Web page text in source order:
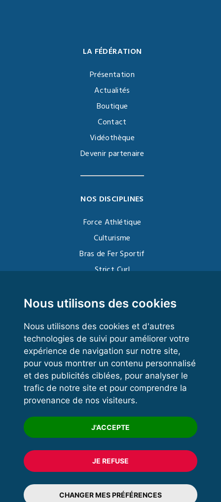
Nous utilisons des cookies
Nous utilisons des cookies et d'autres
technologies de suivi pour améliorer votre
expérience de navigation sur notre site,
pour vous montrer un contenu personnalisé
et des publicités ciblées, pour analyser le
trafic de notre site et pour comprendre la
provenance de nos visiteurs.
J'ACCEPTE
JE REFUSE
CHANGER MES PRÉFÉRENCES
LA FÉDÉRATION
Présentation
Actualités
Boutique
Contact
Vidéothèque
Devenir partenaire
NOS DISCIPLINES
Force Athlétique
Culturisme
Bras de Fer Sportif
Strict Curl
Kettlebell
VOS ESPACES
Espace dirigeant
Espace licencié
Trouver un club
Formation
© 2020 FFFORCE Tous droits réservés
Mentions légales
Plan du site